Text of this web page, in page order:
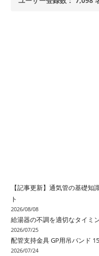
【記事更新】通気管の基礎知
ト
2026/08/08
給湯器の不調を適切なタイミ
2026/07/25
配管支持金具 GP用吊バンド
2026/07/24